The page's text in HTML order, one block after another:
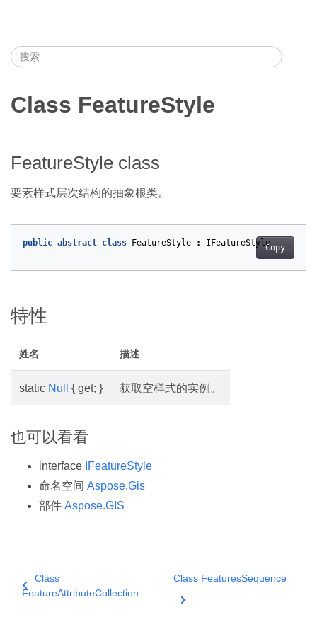
Class FeatureStyle
FeatureStyle class
要素样式层次结构的抽象根类。
Copy
public abstract class FeatureStyle : IFeatureStyle
特性
姓名 描述
static Null { get; } 获取空样式的实例。
也可以看看
interface IFeatureStyle
命名空间 Aspose.Gis
部件 Aspose.GIS
Class
FeatureAttributeCollection
Class FeaturesSequence